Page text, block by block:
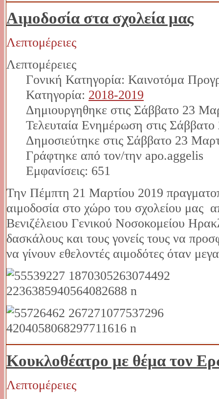
Αιμοδοσία στα σχολεία μας
Λεπτομέρειες
Λεπτομέρειες
Γονική Κατηγορία: Καινοτόμα
Κατηγορία: 2018-2019
Δημιουργηθηκε στις Σάββατο 23
Τελευταία Ενημέρωση στις
Δημοσιεύτηκε στις Σάββατο 23
Γράφτηκε από τον/την apo.aggelis
Εμφανίσεις: 651
Την Πέμπτη 21 Μαρτίου 2019
αιμοδοσία στο χώρο του σχολείου μας
Βενιζέλειου Γενικού Νοσοκομείου
δασκάλους και τους γονείς τους να
να γίνουν εθελοντές αιμοδότες όταν
Κουκλοθέατρο με θέμα τον
Λεπτομέρειες